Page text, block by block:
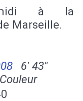
midi à la
Marseille.
6' 43''